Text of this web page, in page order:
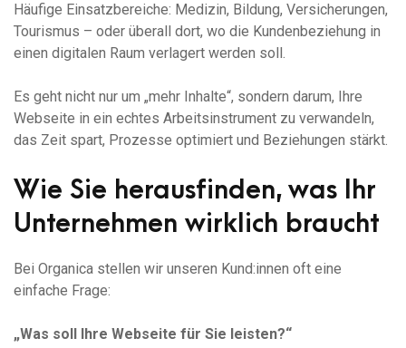
Häufige Einsatzbereiche: Medizin, Bildung, Versicherungen,
Tourismus – oder überall dort, wo die Kundenbeziehung in
einen digitalen Raum verlagert werden soll.
Es geht nicht nur um „mehr Inhalte“, sondern darum, Ihre
Webseite in ein echtes Arbeitsinstrument zu verwandeln,
das Zeit spart, Prozesse optimiert und Beziehungen stärkt.
Wie Sie herausfinden, was Ihr
Unternehmen wirklich braucht
Bei Organica stellen wir unseren Kund:innen oft eine
einfache Frage:
„Was soll Ihre Webseite für Sie leisten?“